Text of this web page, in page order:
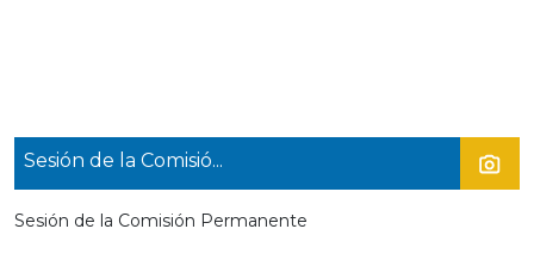
Sesión de la Comisió...
Sesión de la Comisión Permanente